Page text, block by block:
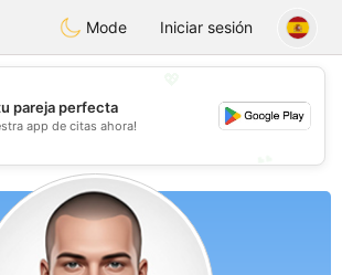
Tunisia Dating
Mode Iniciar sesión
💕
pareja perfecta
app de citas ahora!